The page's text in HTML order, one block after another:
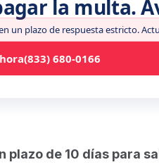
la multa.
un plazo de respuesta estricto.
(833) 680-0166
plazo de 10 días para